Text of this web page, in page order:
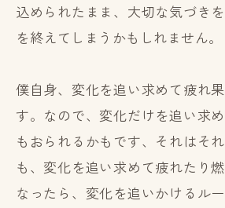
込められたまま、大切な気づき
を終えてしまうかもしれません。
僕自身、変化を追い求めて疲れ
す。なので、変化だけを追い求
もおられるかもです、それはそ
も、変化を追い求めて疲れたり
なったら、変化を追いかけるル